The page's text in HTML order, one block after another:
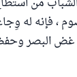
، فإنه له
البصر